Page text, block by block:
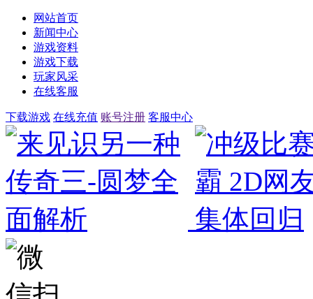
网站首页
新闻中心
游戏资料
游戏下载
玩家风采
在线客服
下载游戏 在线充值 账号注册 客服中心